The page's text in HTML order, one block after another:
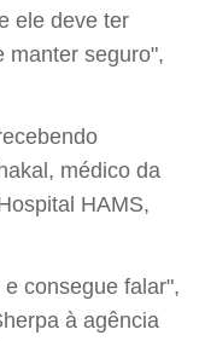
ele deve ter
manter seguro",
médico da
HAMS,
consegue falar",
à agência